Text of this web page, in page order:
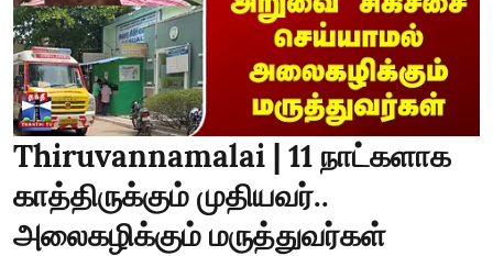
Thiruvannamalai | 11 நாட்களாக
காத்திருக்கும் முதியவர்..
அலைகழிக்கும் மருத்துவர்கள்